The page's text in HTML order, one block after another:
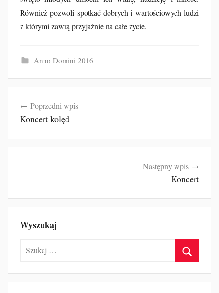
Również pozwoli spotkać dobrych i wartościowych ludzi
z którymi zawrą przyjaźnie na całe życie.
Anno Domini 2016
wpisuPoprzedni wpis
Koncert kolęd
Następny wpis
Koncert
Wyszukaj
Szukaj: